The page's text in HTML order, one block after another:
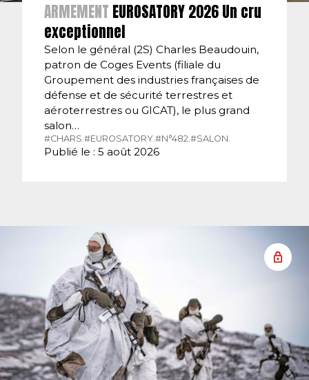
ARMEMENT EUROSATORY 2026 Un cru
exceptionnel
Selon le général (2S) Charles Beaudouin,
patron de Coges Events (filiale du
Groupement des industries françaises de
défense et de sécurité terrestres et
aéroterrestres ou GICAT), le plus grand
salon…
#CHARS.#EUROSATORY.#N°482.#SALON.
Publié le : 5 août 2026